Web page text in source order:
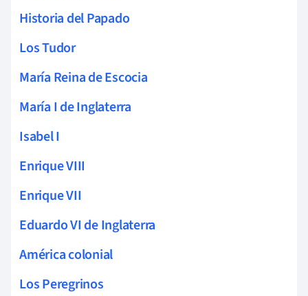
Historia del Papado
Los Tudor
María Reina de Escocia
María I de Inglaterra
Isabel I
Enrique VIII
Enrique VII
Eduardo VI de Inglaterra
América colonial
Los Peregrinos